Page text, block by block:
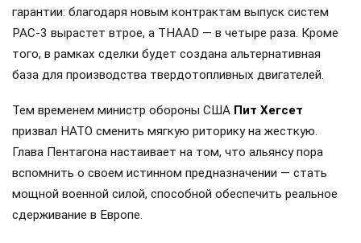
гарантии: благодаря новым контрактам выпуск систем
PAC-3 вырастет втрое, а THAAD — в четыре раза. Кроме
того, в рамках сделки будет создана альтернативная
база для производства твердотопливных двигателей.
Тем временем министр обороны США Пит Хегсет
призвал НАТО сменить мягкую риторику на жесткую.
Глава Пентагона настаивает на том, что альянсу пора
вспомнить о своем истинном предназначении — стать
мощной военной силой, способной обеспечить реальное
сдерживание в Европе.